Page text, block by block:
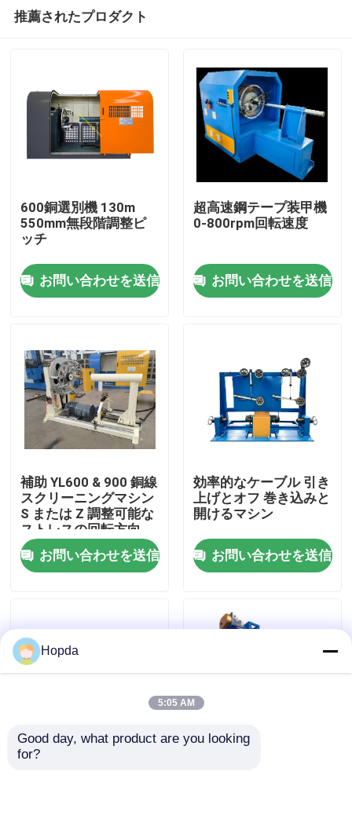
ホーム
製品
ビデオ
わたしたち に つい て
工場 ツアー
連絡 ください
推薦されたプロダクト
600銅選別機 130m
550mm無段階調整ピ
ッチ
お問い合わせを送信
超高速鋼テープ装甲機
0-800rpm回転速度
お問い合わせを送信
補助 YL600 & 900 銅線
スクリーニングマシン
S または Z 調整可能な
ストレスの回転方向
お問い合わせを送信
効率的なケーブル 引き
上げとオフ 巻き込みと
開けるマシン
お問い合わせを送信
ポータルタイプ 買収と
Hopda
5:05 AM
Good day, what product are you looking
for?